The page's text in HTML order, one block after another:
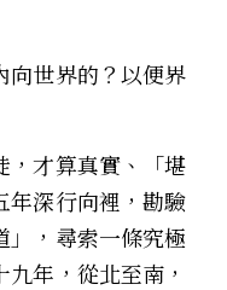
世界的？以便界
才算真實、「堪
年深行向裡，勘驗
」，尋索一條究極
年，從北至南，